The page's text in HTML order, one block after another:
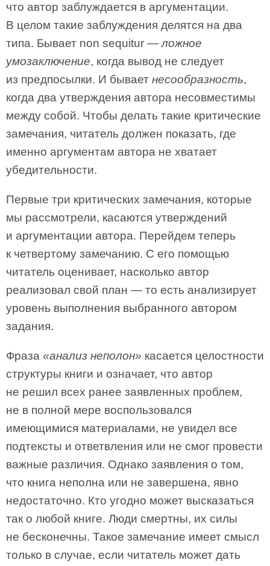
что автор заблуждается в аргументации.
В целом такие заблуждения делятся на два
типа. Бывает non sequitur —ложное
умозаключение, когда вывод не следует
из предпосылки. И бывает несообразность,
когда два утверждения автора несовместимы
между собой. Чтобы делать такие критические
замечания, читатель должен показать, где
именно аргументам автора не хватает
убедительности.
Первые три критических замечания, которые
мы рассмотрели, касаются утверждений
и аргументации автора. Перейдем теперь
к четвертому замечанию. С его помощью
читатель оценивает, насколько автор
реализовал свой план — то есть анализирует
уровень выполнения выбранного автором
задания.
Фраза «анализ неполон» касается целостности
структуры книги и означает, что автор
не решил всех ранее заявленных проблем,
не в полной мере воспользовался
имеющимися материалами, не увидел все
подтексты и ответвления или не смог провести
важные различия. Однако заявления о том,
что книга неполна или не завершена, явно
недостаточно. Кто угодно может высказаться
так о любой книге. Люди смертны, их силы
не бесконечны. Такое замечание имеет смысл
только в случае, если читатель может дать